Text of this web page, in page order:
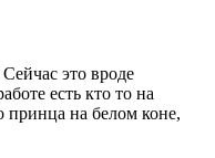
это вроде
есть кто то на
принца на белом коне,